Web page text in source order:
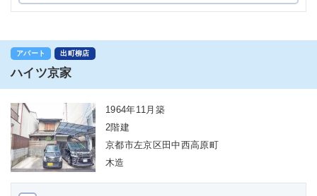
アパート 出町柳店
ハイツ京家
1964年11月築
2階建
京都市左京区田中西高原町
木造